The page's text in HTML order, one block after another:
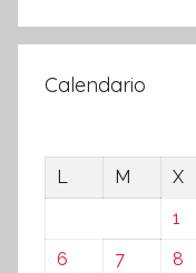
Calendario
L
M X
1
6
7 8